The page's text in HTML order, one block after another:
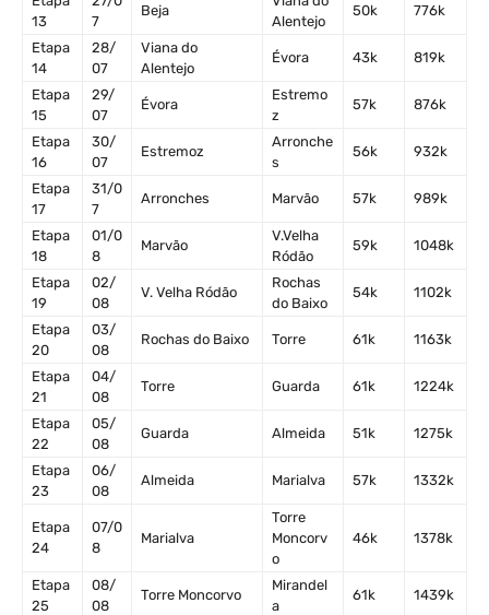
13
7
Beja
Alentejo
50k 776k
Etapa
14
28/
07
Viana do
Alentejo
Évora 43k 819k
Etapa
15
29/
07
Évora
Estremo
z
57k 876k
Etapa
16
30/
07
Estremoz
Arronche
s
56k 932k
Etapa
17
31/0
7
Arronches Marvão 57k 989k
Etapa
18
01/0
8
Marvão
V.Velha
Ródão
59k 1048k
Etapa
19
02/
08
V. Velha Ródão
Rochas
do Baixo
54k 1102k
Etapa
20
03/
08
Rochas do Baixo Torre 61k 1163k
Etapa
21
04/
08
Torre Guarda 61k 1224k
Etapa
22
05/
08
Guarda Almeida 51k 1275k
Etapa
23
06/
08
Almeida Marialva 57k 1332k
Etapa
24
07/0
8
Marialva
Torre
Moncorv
o
46k 1378k
Etapa
25
08/
08
Torre Moncorvo
Mirandel
a
61k 1439k